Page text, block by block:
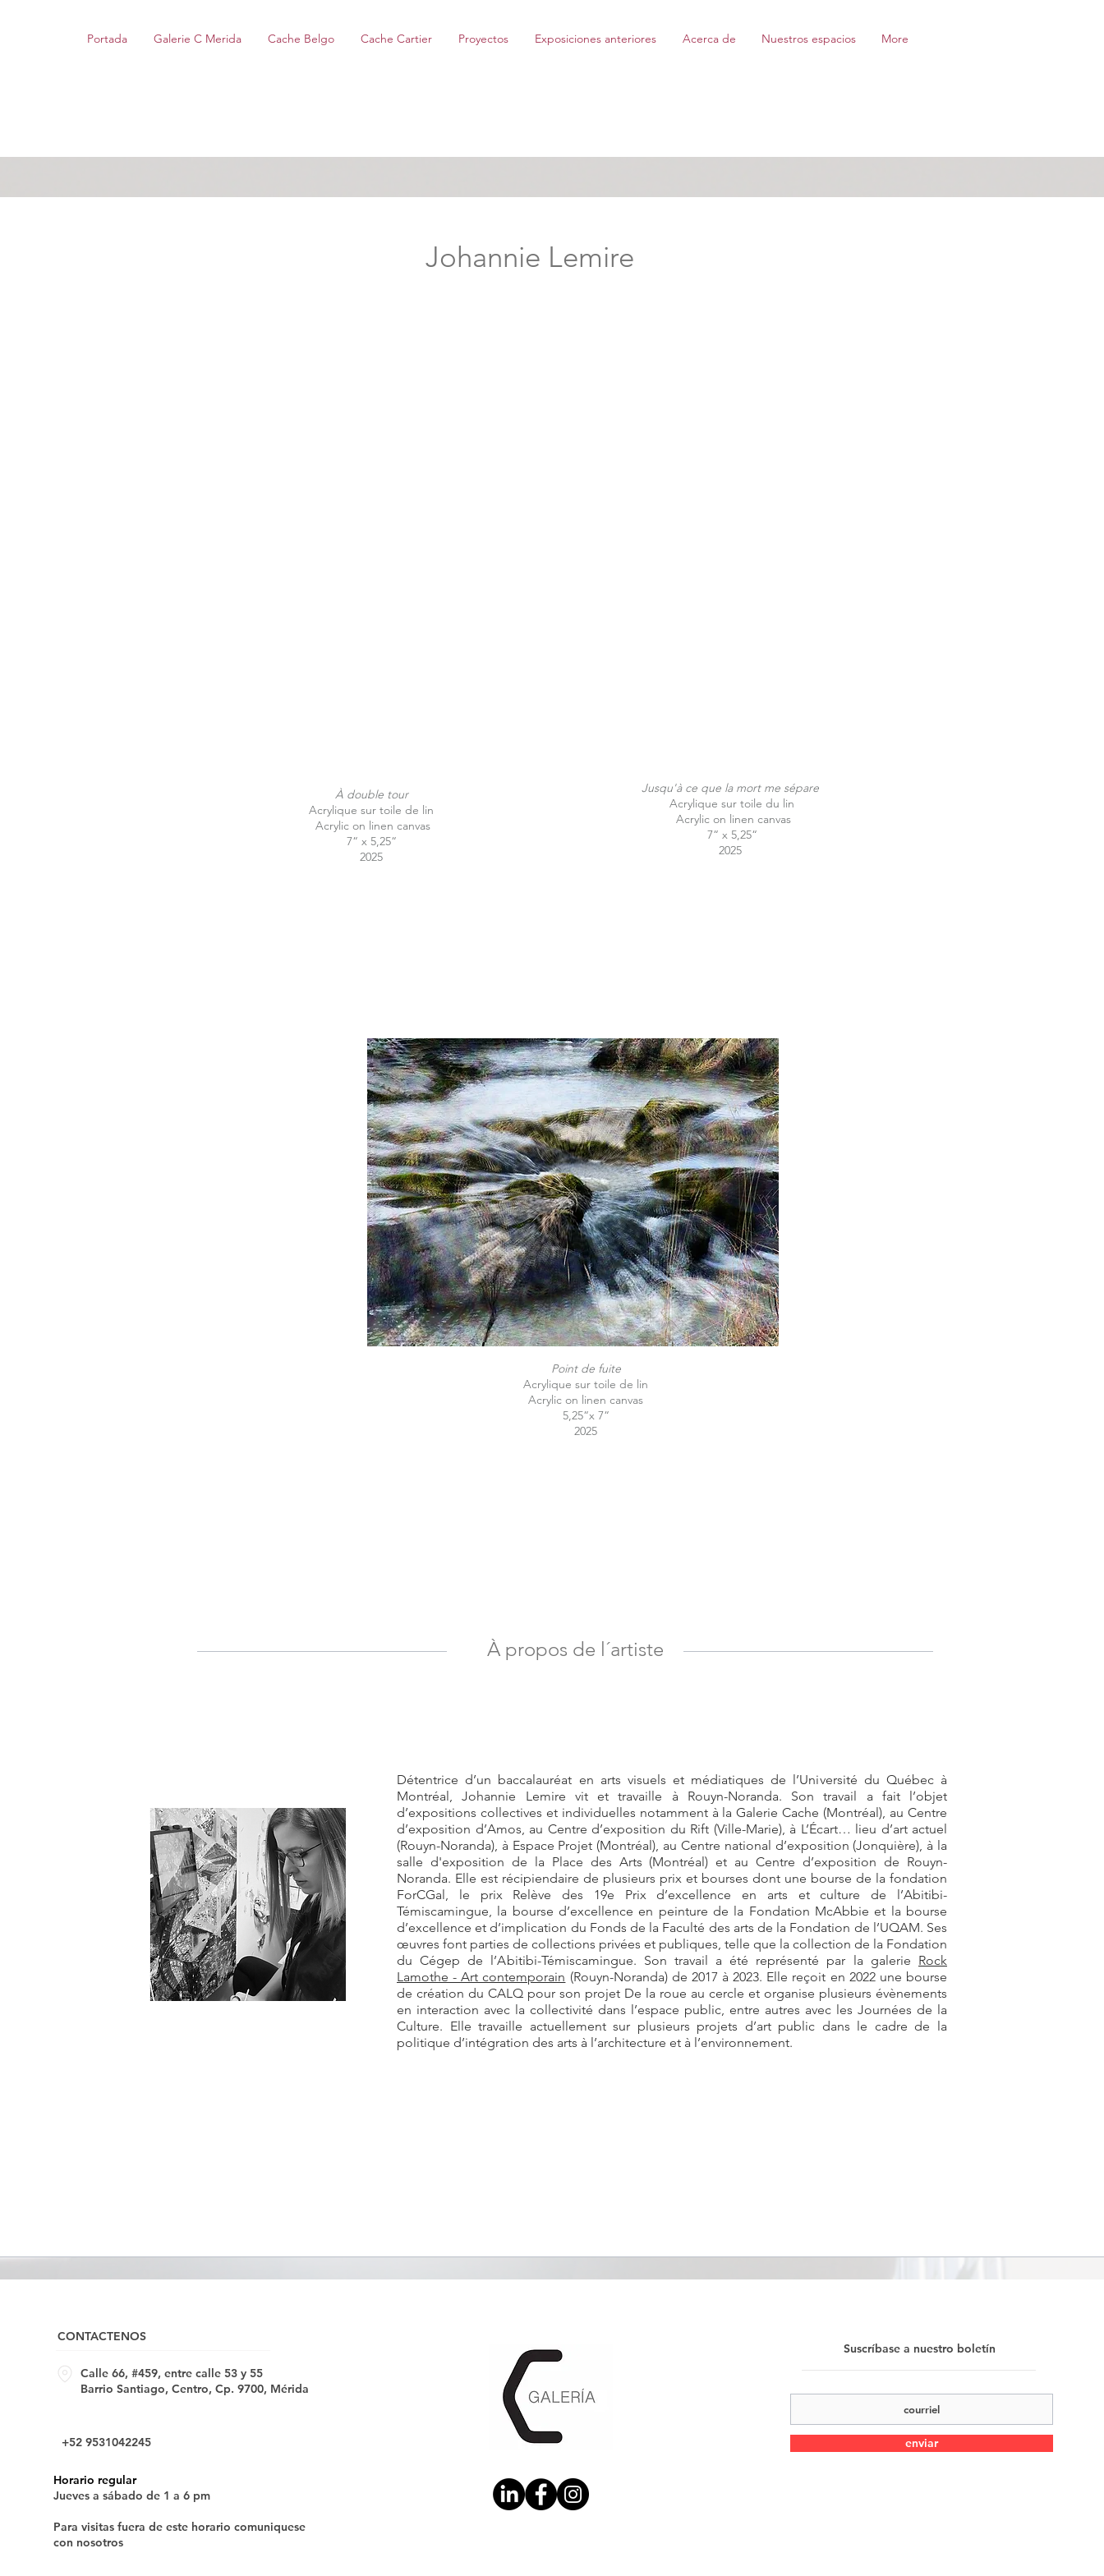
Portada Galerie C Merida Cache Belgo Cache Cartier Proyectos Exposiciones anteriores Acerca de Nuestros espacios More
Johannie Lemire
À double tour
Acrylique sur toile de lin
Acrylic on linen canvas
7“ x 5,25“
2025
Jusqu'à ce que la mort me sépare
Acrylique sur toile du lin
Acrylic on linen canvas
7“ x 5,25“
2025
Point de fuite
Acrylique sur toile de lin
Acrylic on linen canvas
5,25“x 7“
2025
À propos de l´artiste
Détentrice d’un baccalauréat en arts visuels et médiatiques de l’Université du Québec à
Montréal, Johannie Lemire vit et travaille à Rouyn-Noranda. Son travail a fait l’objet
d’expositions collectives et individuelles notamment à la Galerie Cache (Montréal), au Centre
d’exposition d’Amos, au Centre d’exposition du Rift (Ville-Marie), à L’Écart… lieu d’art actuel
(Rouyn-Noranda), à Espace Projet (Montréal), au Centre national d’exposition (Jonquière), à la
salle d'exposition de la Place des Arts (Montréal) et au Centre d’exposition de Rouyn-
Noranda. Elle est récipiendaire de plusieurs prix et bourses dont une bourse de la fondation
ForCGal, le prix Relève des 19e Prix d’excellence en arts et culture de l’Abitibi-
Témiscamingue, la bourse d’excellence en peinture de la Fondation McAbbie et la bourse
d’excellence et d’implication du Fonds de la Faculté des arts de la Fondation de l’UQAM. Ses
œuvres font parties de collections privées et publiques, telle que la collection de la Fondation
du Cégep de l’Abitibi-Témiscamingue. Son travail a été représenté par la galerie Rock
Lamothe - Art contemporain (Rouyn-Noranda) de 2017 à 2023. Elle reçoit en 2022 une bourse
de création du CALQ pour son projet De la roue au cercle et organise plusieurs évènements
en interaction avec la collectivité dans l’espace public, entre autres avec les Journées de la
Culture. Elle travaille actuellement sur plusieurs projets d’art public dans le cadre de la
politique d’intégration des arts à l’architecture et à l’environnement.
CONTACTENOS
Calle 66, #459, entre calle 53 y 55
Barrio Santiago, Centro, Cp. 9700, Mérida
+52 9531042245
Horario regular
Jueves a sábado de 1 a 6 pm
Para visitas fuera de este horario comuniquese
con nosotros
Suscríbase a nuestro boletín
enviar